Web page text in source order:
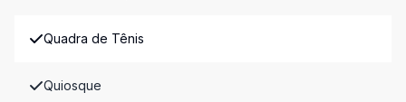
Quadra de Tênis
Quiosque